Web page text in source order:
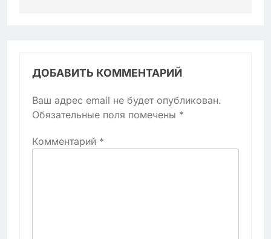
ДОБАВИТЬ КОММЕНТАРИЙ
Ваш адрес email не будет опубликован.
Обязательные поля помечены *
Комментарий *